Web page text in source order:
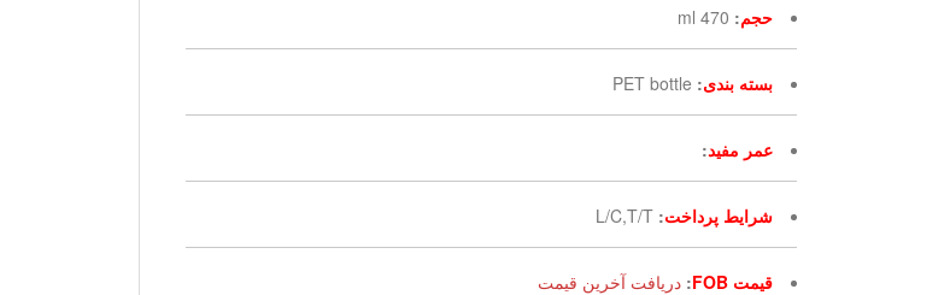
حجم:
470 ml
بسته بندی:
PET bottle
عمر مفید:
شرایط پرداخت:
L/C,T/T
قیمت FOB : دریافت آخرین قیمت